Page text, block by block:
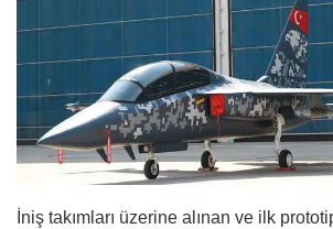
İniş takımları üzerine alınan ve ilk